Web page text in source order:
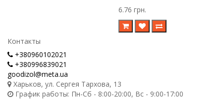
6.76 грн.
Контакты
+380960102021
+380996839021
goodizol@meta.ua
Харьков, ул. Сергея Тархова, 13
График работы: Пн-Сб - 8:00-20:00, Вс - 9:00-17:00